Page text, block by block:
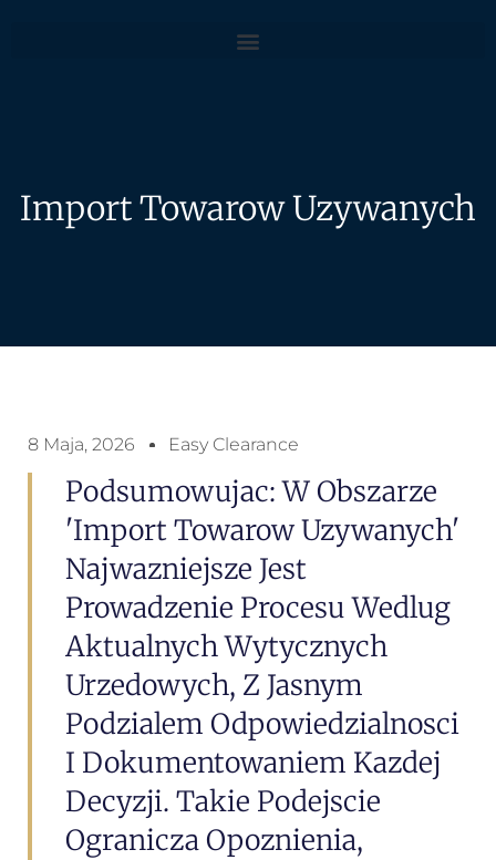
Import Towarow Uzywanych
8 Maja, 2026 Easy Clearance
Podsumowujac: W Obszarze
'import Towarow Uzywanych'
Najwazniejsze Jest
Prowadzenie Procesu Wedlug
Aktualnych Wytycznych
Urzedowych, Z Jasnym
Podzialem Odpowiedzialnosci
I Dokumentowaniem Kazdej
Decyzji. Takie Podejscie
Ogranicza Opoznienia,